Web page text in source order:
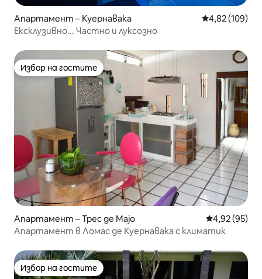
Апартамент – Куернавака Средна
4,82 (109)
Ексклузивно... Частно и луксозно
Избор на гостите
Избор на гостите
Апартамент – Трес де Мајо Средна
4,92 (95)
Апартамент в Ломас де Куернавака с климатик
Избор на гостите
Избор на гостите